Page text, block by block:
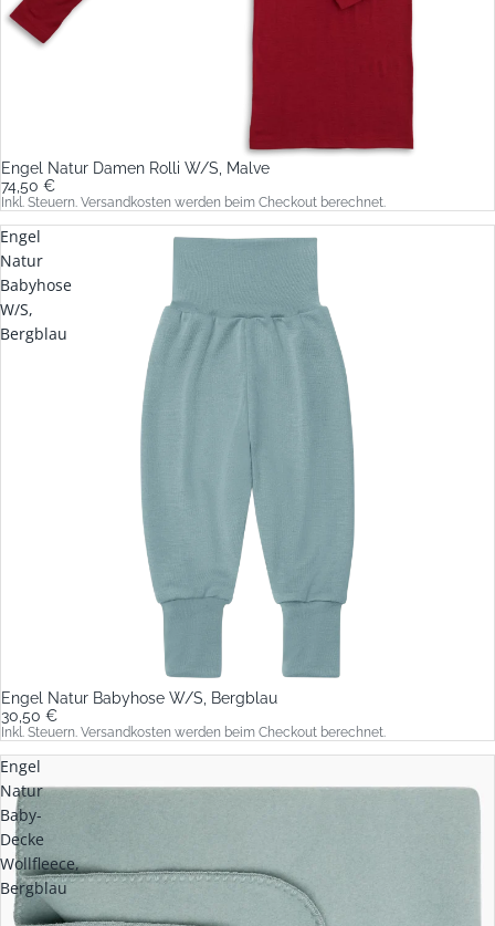
Engel Natur Damen Rolli W/S, Malve
74,50 €
Inkl. Steuern. Versandkosten werden beim Checkout berechnet.
Engel
Natur
Babyhose
W/S,
Bergblau
Engel Natur Babyhose W/S, Bergblau
30,50 €
Inkl. Steuern. Versandkosten werden beim Checkout berechnet.
Engel
Natur
Baby-
Decke
Wollfleece,
Bergblau